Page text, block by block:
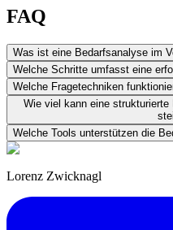
FAQ
Was ist eine Bedarfsanalyse im
Welche Schritte umfasst eine
Welche Fragetechniken
Wie viel kann eine
Welche Tools unterstützen die
Lorenz Zwicknagl